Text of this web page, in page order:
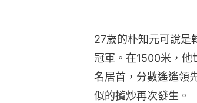
27歲的朴知元可說是
冠軍。在1500米，他
名居首，分數遙遙領
似的攬炒再次發生。